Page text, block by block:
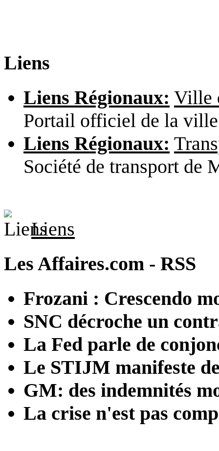
Liens
Liens Régionaux: Ville
Portail officiel de la
Liens Régionaux:
Société de transport de
Liens
Les Affaires.com - RSS
Frozani : Crescendo
SNC décroche un
La Fed parle de
Le STIJM manifeste
GM: des indemnités
La crise n'est pas